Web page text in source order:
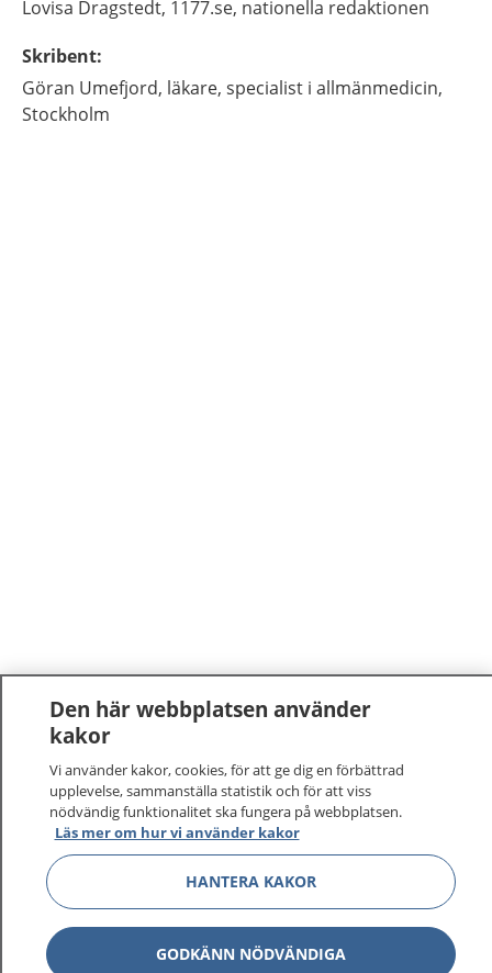
Lovisa Dragstedt, 1177.se, nationella redaktionen
Skribent:
Göran Umefjord, läkare, specialist i allmänmedicin,
Stockholm
1177 –tryggt om din hälsa och vård
På 1177.se får du råd om hälsa och information om
sjukdomar och vilka mottagningar du kan kontakta.
Logga in för att läsa din journal och göra dina
vårdärenden. Ring telefonnummer 1177 för
sjukvårdsrådgivning dygnet runt.
1177 ger dig råd när du vill må bättre.
Den här webbplatsen använder
kakor
Vi använder kakor, cookies, för att ge dig en förbättrad
upplevelse, sammanställa statistik och för att viss
nödvändig funktionalitet ska fungera på webbplatsen.
Läs mer om hur vi använder kakor
HANTERA KAKOR
GODKÄNN NÖDVÄNDIGA